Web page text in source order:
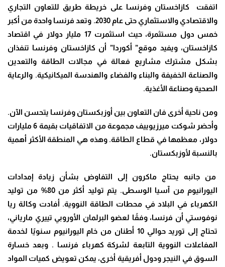
اتفقت كازاخستان وفرنسا على خريطة طريق للتعاون التجاري
والاقتصادي والاستثماري حتى عام 2030. وتعد فرنسا واحدة من أكبر
خمس دول مستثمرة، حيث استثمرت 17 مليار دولار في اقتصاد
كازاخستان، ويفيد موقع” أكوردا” أن كازاخستان وفرنسا تنفذان
بشكل مشترك مشاريع فعالة في مجالات الطاقة والتعدين
والصناعة الخفيفة والبناء والفضاء والهندسة الميكانيكية. والرعاية
الصحية وصناعة الأغذية.
ومن ناحية أخرى فان التعاون بين أوزبكستان وفرنسا يتحسن الآن.
وأحضر شوكت ميرزيوييف مجموعة من الاتفاقيات بقيمة 6 مليارات
دولار، معظمها في قطاع الطاقة. وهذه هي المنطقة الأكثر أهمية
بالنسبة لأوزبكستان.
من جانبه يحتاج ماكرون إلى التفاوض بشأن زيادة إمدادات
اليورانيوم من آسيا الوسطى. يتم توليد أكثر من 80% من توليد
الكهرباء في البلاد في محطات الطاقة النووية. أفادت وكالة ريا
نوفوستي أن فرنسا، وفقًا لعضو البرلمان الأوروبي تييري مارياني،
تحتاج إلى توريد حوالي 10 أطنان من خام اليورانيوم سنويًا لخدمة
المفاعلات النووية التابعة لشركة كهرباء فرنسا . وبعد خسارة
السوق في النيجر ودول أفريقية أخرى، يمكن تعويض كميات المواد